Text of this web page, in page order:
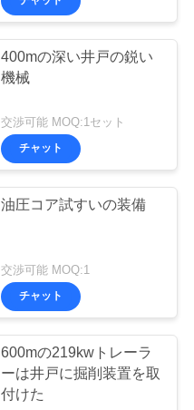
400mの深い井戸の鋭い
機械
交渉可能 MOQ:1セット
チャット
油圧コア試すいの装備
交渉可能 MOQ:1
チャット
600mの219kwトレーラ
ーは井戸に掘削装置を取
付けた